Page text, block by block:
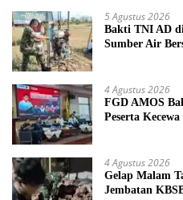
5 Agustus 2026
Bakti TNI AD
Sumber Air
4 Agustus 2026
FGD AMOS
Peserta Kecewa
4 Agustus 2026
Gelap Malam
Jembatan